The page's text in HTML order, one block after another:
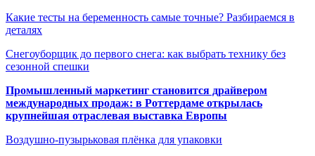
Какие тесты на беременность самые точные? Разбираемся в
деталях
Снегоуборщик до первого снега: как выбрать технику без
сезонной спешки
Промышленный маркетинг становится драйвером
международных продаж: в Роттердаме открылась
крупнейшая отраслевая выставка Европы
Воздушно-пузырьковая плёнка для упаковки